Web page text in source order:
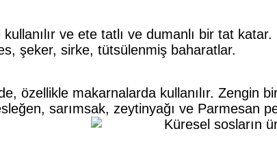
ve ete tatlı ve dumanlı bir tat katar.
şeker, sirke, tütsülenmiş baharatlar.
özellikle makarnalarda kullanılır. Zengin
sarımsak, zeytinyağı ve Parmesan